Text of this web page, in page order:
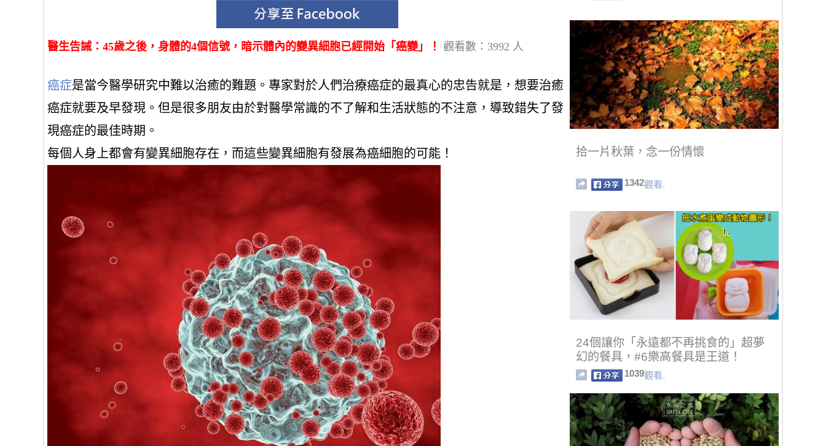
醫生告誡：45歲之後，身體的4個信號，暗示體內的變異細胞已經開始「癌變」！ 觀看數：3992 人
癌症是當今醫學研究中難以治癒的難題。專家對於人們治療癌症的最真心的忠告就是，想要治癒
癌症就要及早發現。但是很多朋友由於對醫學常識的不了解和生活狀態的不注意，導致錯失了發
現癌症的最佳時期。
每個人身上都會有變異細胞存在，而這些變異細胞有發展為癌細胞的可能！
拾一片秋葉，念一份情懷
1342觀看.
24個讓你「永遠都不再挑食的」超夢
幻的餐具，#6樂高餐具是王道！
1039觀看.